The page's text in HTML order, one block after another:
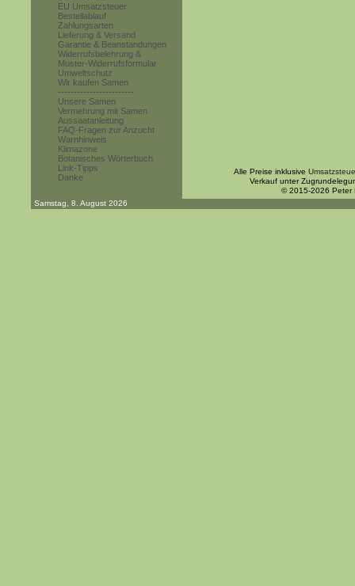
EU Umsatzsteuer
Bestellablauf
Zahlungsarten
Lieferung & Versand
Garantie & Beanstandungen
Widerrufsbelehrung &
Muster-Widerrufsformular
Umweltschutz
Wir kaufen Samen
------------------------
Unsere Samen
Vermehrung mit Samen
Aussaatanleitung
FAQ-Fragen zur Anzucht
Warnhinweis
Klimazone
Botanisches Wörterbuch
Link-Tipps
Danke
Alle Preise inklusive
Verkauf unter
© 2015-2026 Peter
Samstag, 8. August 2026